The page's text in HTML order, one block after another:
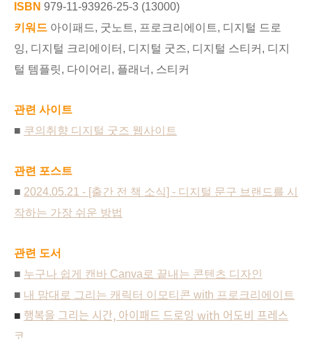
ISBN 979-11-93926-25-3 (13000)
키워드 아이패드, 굿노트, 프로크리에이트, 디지털 드로
잉, 디지털 크리에이터, 디지털 굿즈, 디지털 스티커, 디지
털 템플릿, 다이어리, 플래너, 스티커
관련 사이트
■ 쿠의취향 디지털 굿즈 웹사이트
관련 포스트
■ 2024.05.21 - [출간 전 책 소식] - 디지털 문구 브랜드를 시
작하는 가장 쉬운 방법
관련 도서
■ 누구나 쉽게 캔바 Canva로 끝내는 콘텐츠 디자인
■ 내 맘대로 그리는 캐릭터 이모티콘 with 프로크리에이트
■ 행복을 그리는 시간, 아이패드 드로잉 with 어도비 프레스
코